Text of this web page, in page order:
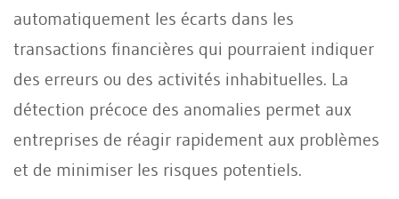
automatiquement les écarts dans les
transactions financières qui pourraient indiquer
des erreurs ou des activités inhabituelles. La
détection précoce des anomalies permet aux
entreprises de réagir rapidement aux problèmes
et de minimiser les risques potentiels.